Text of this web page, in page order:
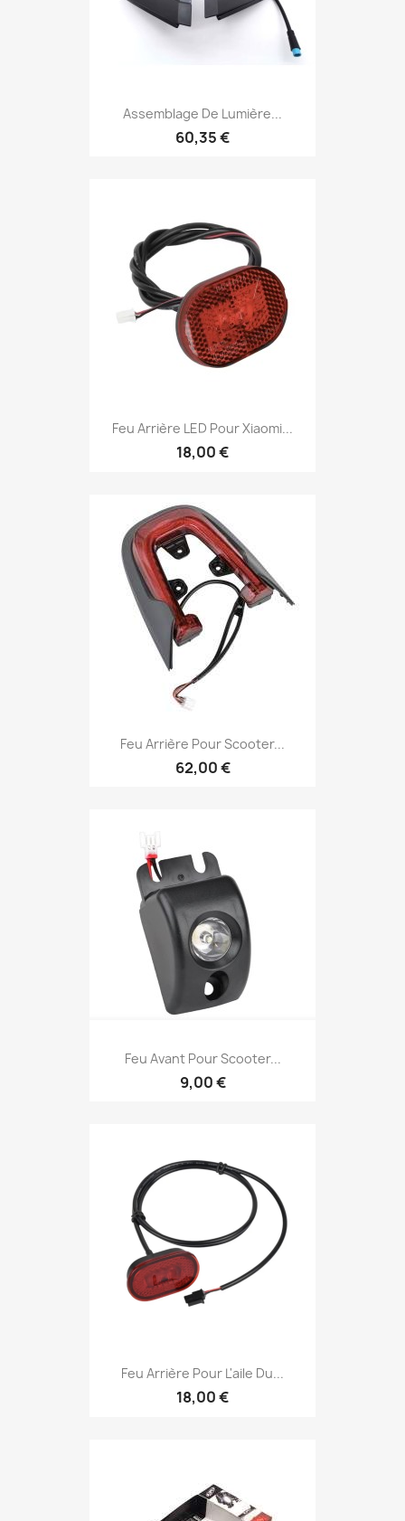
Assemblage De Lumière...
60,35 €
Feu Arrière LED Pour Xiaomi...
18,00 €
Feu Arrière Pour Scooter...
62,00 €
Feu Avant Pour Scooter...
9,00 €
Feu Arrière Pour L'aile Du...
18,00 €